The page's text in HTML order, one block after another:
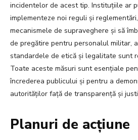
incidentelor de acest tip. Instituțiile ar
implementeze noi reguli și
mecanismele de supraveghere și să
de pregătire pentru personalul militar,
standardele de etică și legalitate sunt
Toate aceste măsuri sunt esențiale
încrederea publicului și pentru a
autorităților față de transparență și
Planuri de acțiune